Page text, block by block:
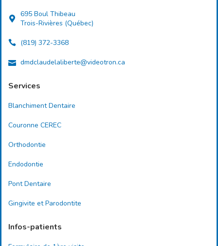
695 Boul Thibeau
Trois-Rivières (Québec)
(819) 372-3368
dmdclaudelaliberte@videotron.ca
Services
Blanchiment Dentaire
Couronne CEREC
Orthodontie
Endodontie
Pont Dentaire
Gingivite et Parodontite
Infos-patients